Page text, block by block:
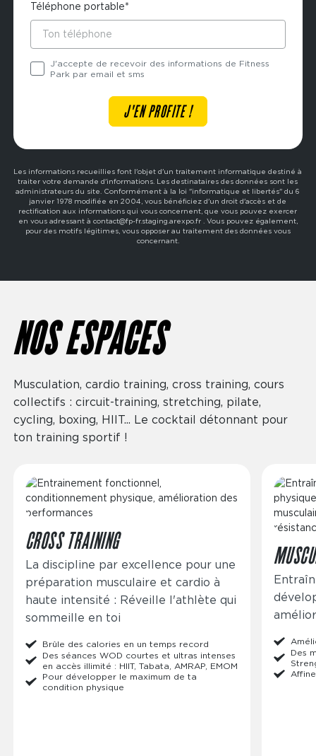
Téléphone portable*
J'accepte de recevoir des informations de Fitness
Park par email et sms
Les informations recueillies font l'objet d'un traitement informatique destiné à
traiter votre demande d'informations. Les destinataires des données sont les
administrateurs du site. Conformément à la loi "informatique et libertés" du 6
janvier 1978 modifiée en 2004, vous bénéficiez d'un droit d'accès et de
rectification aux informations qui vous concernent, que vous pouvez exercer
en vous adressant à contact@fp-fr.staging.arexpo.fr . Vous pouvez également,
pour des motifs légitimes, vous opposer au traitement des données vous
concernant.
NOS ESPACES
Musculation, cardio training, cross training, cours
collectifs : circuit-training, stretching, pilate,
cycling, boxing, HIIT... Le cocktail détonnant pour
ton training sportif !
Image
CROSS TRAINING
La discipline par excellence pour une
préparation musculaire et cardio à
haute intensité : Réveille l'athlète qui
sommeille en toi
Brûle des calories en un temps record
Des séances WOD courtes et ultras intenses
en accès illimité : HIIT, Tabata, AMRAP, EMOM
Pour développer le maximum de ta
condition physique
Image
Des